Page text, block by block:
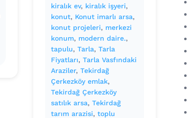
kiralık ev, kiralık işyeri
konut, Konut imarlı arsa
konut projeleri, merkezi
konum, modern daire.
tapulu, Tarla, Tarla
Fiyatları, Tarla Vasfındaki
Araziler, Tekirdağ
Çerkezköy emlak
Tekirdağ Çerkezköy
satılık arsa, Tekirdağ
tarım arazisi, toplu